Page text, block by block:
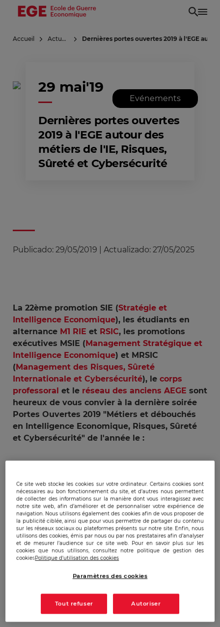
Aller
principal
Accueil Actualités Dernières portes ouvertes 2019 à l'EGE
29 mai'19
Dernières portes ouvertes
2019 à l'EGE autour des
métiers de l'IE, Risques,
Sûreté et Cybersécurité
Evénements
Publicado: 29/05/2019 Actualizado: 27/05/2025
La 22ème promotion SIE (Stratégie et
Intelligence Economique), les étudiants en
alternance M1 RIE et RSIC, les promotions
exécutives MSIE (Management Stratégique et
Intelligence Economique) et MRSIC
(Management des Risques, Sûreté
Internationale et Cybersécurité), le corps
professoral et le réseau des anciens AEGE sont
heureux de vous convier à la dernière soirée
Portes Ouvertes 2019 "Métiers et débouchés
en Intelligence Economique, Risques, Sûreté
et Cybersécurité" de l'année le :
20juin 2019 à 18h45
Ce site web stocke les cookies sur votre ordinateur. Certains cookies sont
nécessaires au bon fonctionnement du site, et d’autres nous permettent
de collecter des informations sur la manière dont vous interagissez avec
notre site web, afin d’améliorer et de personnaliser votre expérience de
navigation. Nous utilisons également des cookies afin de vous proposer de
la publicité ciblée, ainsi que pour vous permettre de partager du contenu
sur les réseaux sociaux ou plateformes présents sur notre site. Enfin, nous
utilisons des cookies, émis par nous ou par nos prestataires afin d’analyser
et de mesurer l’audience sur ce site web. Pour en savoir plus sur les
cookies que nous utilisons, consultez notre politique de gestion des
cookiesPolitique d'utilisation des cookies
Paramètres des cookies
Tout refuser Autoriser